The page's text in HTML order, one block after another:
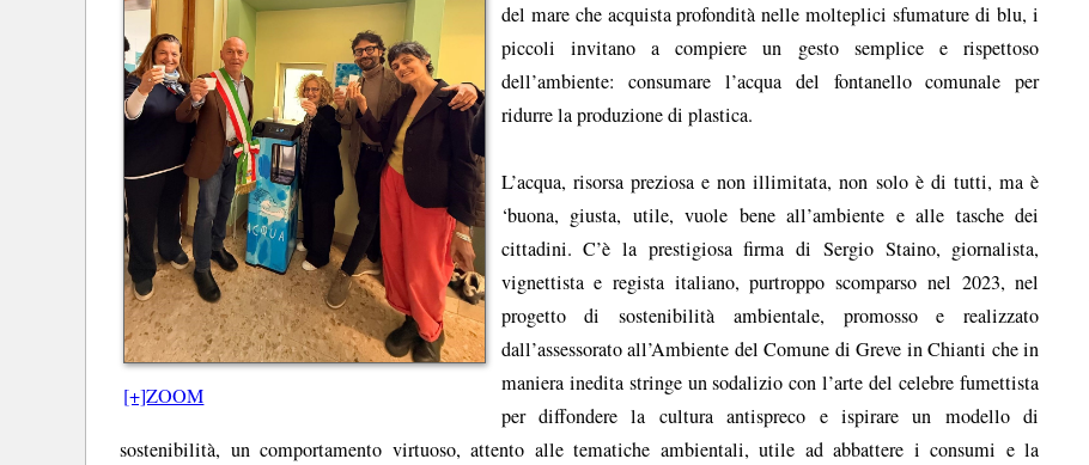
[+]ZOOM
del mare che acquista profondità nelle molteplici sfumature di blu, i
piccoli invitano a compiere un gesto semplice e rispettoso
dell’ambiente: consumare l’acqua del fontanello comunale per
ridurre la produzione di plastica.
L’acqua, risorsa preziosa e non illimitata, non solo è di tutti, ma è
‘buona, giusta, utile, vuole bene all’ambiente e alle tasche dei
cittadini. C’è la prestigiosa firma di Sergio Staino, giornalista,
vignettista e regista italiano, purtroppo scomparso nel 2023, nel
progetto di sostenibilità ambientale, promosso e realizzato
dall’assessorato all’Ambiente del Comune di Greve in Chianti che in
maniera inedita stringe un sodalizio con l’arte del celebre fumettista
per diffondere la cultura antispreco e ispirare un modello di
sostenibilità, un comportamento virtuoso, attento alle tematiche ambientali, utile ad abbattere i consumi e la